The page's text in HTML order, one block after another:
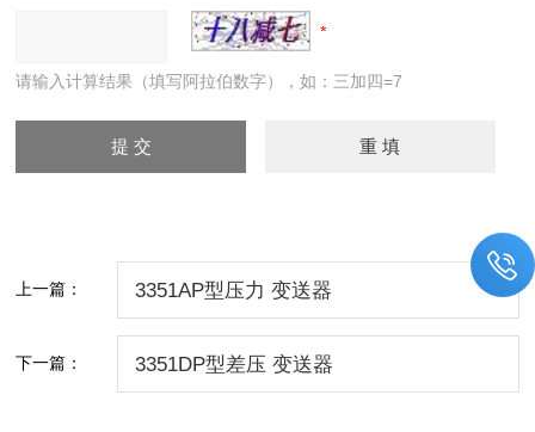
请输入计算结果（填写阿拉伯数字），如：三加四=7
上一篇： 3351AP型压力 变送器
下一篇： 3351DP型差压 变送器